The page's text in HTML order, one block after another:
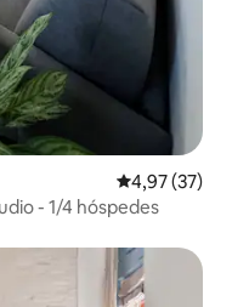
4,97 de uma
4,97 (37)
- 1/4 hóspedes